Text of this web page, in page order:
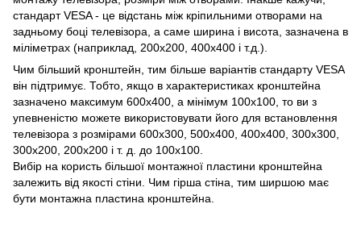
стандарт VESA - це відстань між кріпильними отворами на
задньому боці телевізора, а саме ширина і висота, зазначена в
міліметрах (наприклад, 200х200, 400х400 і т.д.).
Чим більший кронштейн, тим більше варіантів стандарту VESA
він підтримує. Тобто, якщо в характеристиках кронштейна
зазначено максимум 600х400, а мінімум 100х100, то ви з
упевненістю можете використовувати його для встановлення
телевізора з розмірами 600х300, 500х400, 400х400, 300х300,
300х200, 200х200 і т. д. до 100х100.
Вибір на користь більшої монтажної пластини кронштейна
залежить від якості стіни. Чим гірша стіна, тим ширшою має
бути монтажна пластина кронштейна.